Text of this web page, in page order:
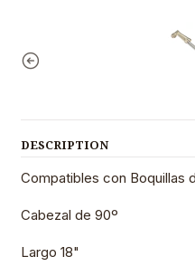
DESCRIPTION
Compatibles con Boquillas
Cabezal de 90º
Largo 18"